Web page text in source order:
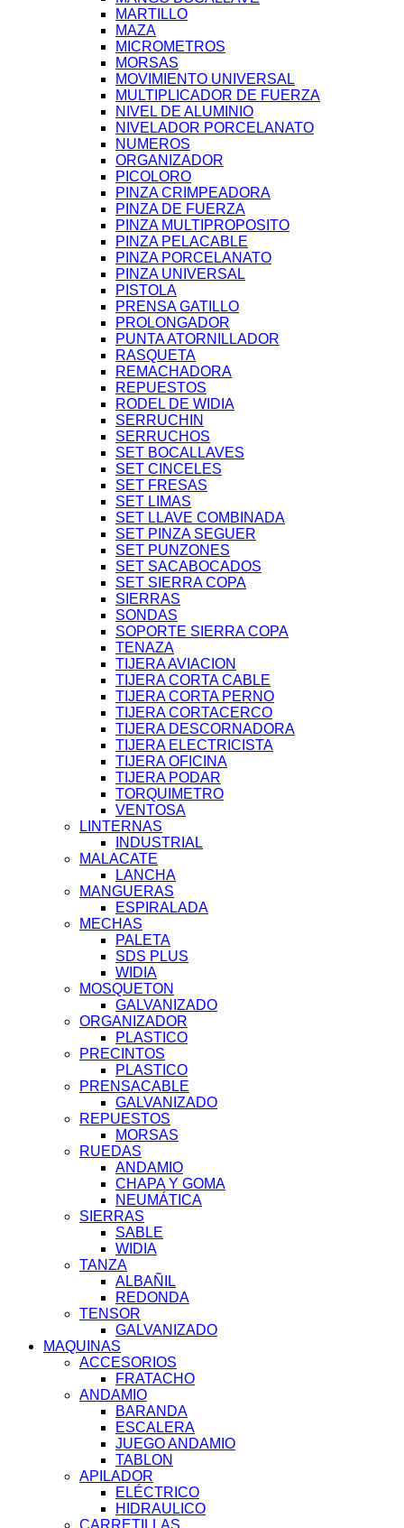
MARTILLO
MAZA
MICROMETROS
MORSAS
MOVIMIENTO UNIVERSAL
MULTIPLICADOR DE FUERZA
NIVEL DE ALUMINIO
NIVELADOR PORCELANATO
NUMEROS
ORGANIZADOR
PICOLORO
PINZA CRIMPEADORA
PINZA DE FUERZA
PINZA MULTIPROPOSITO
PINZA PELACABLE
PINZA PORCELANATO
PINZA UNIVERSAL
PISTOLA
PRENSA GATILLO
PROLONGADOR
PUNTA ATORNILLADOR
RASQUETA
REMACHADORA
REPUESTOS
RODEL DE WIDIA
SERRUCHIN
SERRUCHOS
SET BOCALLAVES
SET CINCELES
SET FRESAS
SET LIMAS
SET LLAVE COMBINADA
SET PINZA SEGUER
SET PUNZONES
SET SACABOCADOS
SET SIERRA COPA
SIERRAS
SONDAS
SOPORTE SIERRA COPA
TENAZA
TIJERA AVIACION
TIJERA CORTA CABLE
TIJERA CORTA PERNO
TIJERA CORTACERCO
TIJERA DESCORNADORA
TIJERA ELECTRICISTA
TIJERA OFICINA
TIJERA PODAR
TORQUIMETRO
VENTOSA
LINTERNAS
INDUSTRIAL
MALACATE
LANCHA
MANGUERAS
ESPIRALADA
MECHAS
PALETA
SDS PLUS
WIDIA
MOSQUETON
GALVANIZADO
ORGANIZADOR
PLASTICO
PRECINTOS
PLASTICO
PRENSACABLE
GALVANIZADO
REPUESTOS
MORSAS
RUEDAS
ANDAMIO
CHAPA Y GOMA
NEUMÁTICA
SIERRAS
SABLE
WIDIA
TANZA
ALBAÑIL
REDONDA
TENSOR
GALVANIZADO
MAQUINAS
ACCESORIOS
FRATACHO
ANDAMIO
BARANDA
ESCALERA
JUEGO ANDAMIO
TABLON
APILADOR
ELÉCTRICO
HIDRAULICO